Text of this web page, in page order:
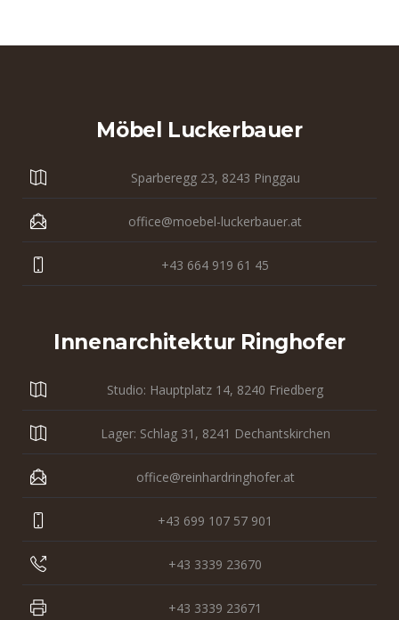
Möbel Luckerbauer
Sparberegg 23, 8243 Pinggau
office@moebel-luckerbauer.at
+43 664 919 61 45
Innenarchitektur Ringhofer
Studio: Hauptplatz 14, 8240 Friedberg
Lager: Schlag 31, 8241 Dechantskirchen
office@reinhardringhofer.at
+43 699 107 57 901
+43 3339 23670
+43 3339 23671